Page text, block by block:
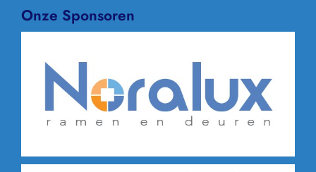
Onze Sponsoren